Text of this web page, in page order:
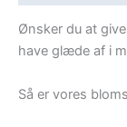
Ønsker du at
have glæde af i
Så er vores